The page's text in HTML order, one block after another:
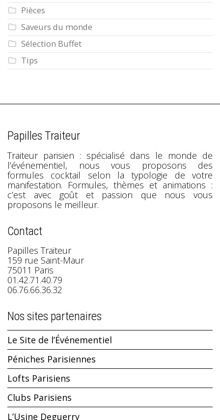
Pièces
Saveurs du monde
Sélection Buffet
Tips
Papilles Traiteur
Traiteur parisien : spécialisé dans le monde de
l’événementiel, nous vous proposons des
formules cocktail selon la typologie de votre
manifestation. Formules, thèmes et animations :
c’est avec goût et passion que nous vous
proposons le meilleur.
Contact
Papilles Traiteur
159 rue Saint-Maur
75011 Paris
01.42.71.40.79
06.76.66.36.32
Nos sites partenaires
Le Site de l’Événementiel
Péniches Parisiennes
Lofts Parisiens
Clubs Parisiens
L’Usine Deguerry